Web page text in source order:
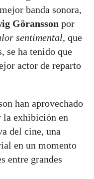
banda sonora,
Göransson por
sentimental, que
se ha tenido que
actor de reparto
han aprovechado
la exhibición en
del cine, una
en un momento
entre grandes